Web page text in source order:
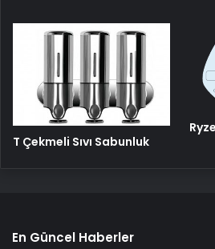
T Çekmeli Sıvı Sabunluk
En Güncel Haberler